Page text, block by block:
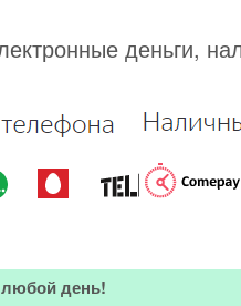
деньги,
день!